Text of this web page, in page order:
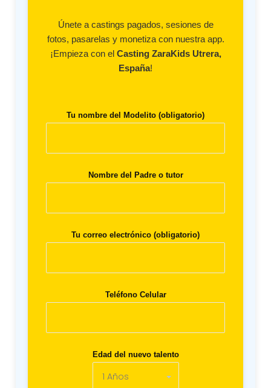
Únete a castings pagados, sesiones de
fotos, pasarelas y monetiza con nuestra app.
¡Empieza con el Casting ZaraKids Utrera,
España!
Tu nombre del Modelito (obligatorio)
Nombre del Padre o tutor
Tu correo electrónico (obligatorio)
Teléfono Celular
Edad del nuevo talento